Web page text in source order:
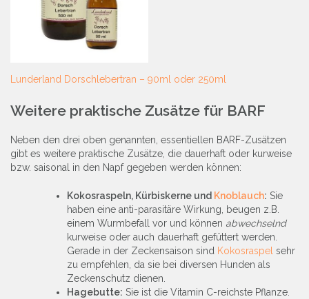
Lunderland Dorschlebertran – 90ml oder 250ml
Weitere praktische Zusätze für BARF
Neben den drei oben genannten, essentiellen BARF-Zusätzen
gibt es weitere praktische Zusätze, die dauerhaft oder kurweise
bzw. saisonal in den Napf gegeben werden können:
Kokosraspeln, Kürbiskerne und Knoblauch: Sie
haben eine anti-parasitäre Wirkung, beugen z.B.
einem Wurmbefall vor und können abwechselnd
kurweise oder auch dauerhaft gefüttert werden.
Gerade in der Zeckensaison sind Kokosraspel sehr
zu empfehlen, da sie bei diversen Hunden als
Zeckenschutz dienen.
Hagebutte: Sie ist die Vitamin C-reichste Pflanze.